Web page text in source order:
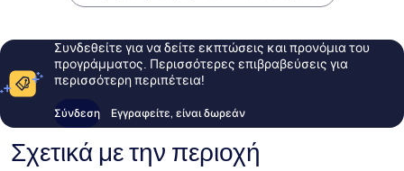
Συνδεθείτε για να δείτε εκπτώσεις και προνόμια του
προγράμματος. Περισσότερες επιβραβεύσεις για
περισσότερη περιπέτεια!
Σύνδεση Εγγραφείτε, είναι δωρεάν
Σχετικά με την περιοχή